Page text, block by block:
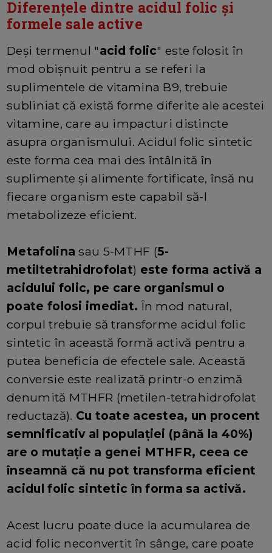
Diferențele dintre acidul folic și
formele sale active
Deși termenul "acid folic" este folosit în
mod obișnuit pentru a se referi la
suplimentele de vitamina B9, trebuie
subliniat că există forme diferite ale acestei
vitamine, care au impacturi distincte
asupra organismului. Acidul folic sintetic
este forma cea mai des întâlnită în
suplimente și alimente fortificate, însă nu
fiecare organism este capabil să-l
metabolizeze eficient.
Metafolinasau 5-MTHF (5-
metiltetrahidrofolat) este forma activă a
acidului folic, pe care organismul o
poate folosi imediat. În mod natural,
corpul trebuie să transforme acidul folic
sintetic în această formă activă pentru a
putea beneficia de efectele sale. Această
conversie este realizată printr-o enzimă
denumită MTHFR (metilen-tetrahidrofolat
reductază). Cu toate acestea, un procent
semnificativ al populației (până la 40%)
are o mutație a genei MTHFR, ceea ce
înseamnă că nu pot transforma eficient
acidul folic sintetic în forma sa activă.
Acest lucru poate duce la acumularea de
acid folic neconvertit în sânge, care poate